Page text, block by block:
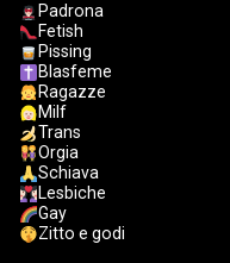
Padrona
Fetish
Pissing
Blasfeme
Ragazze
Milf
Trans
Orgia
Schiava
Lesbiche
Gay
Zitto e godi